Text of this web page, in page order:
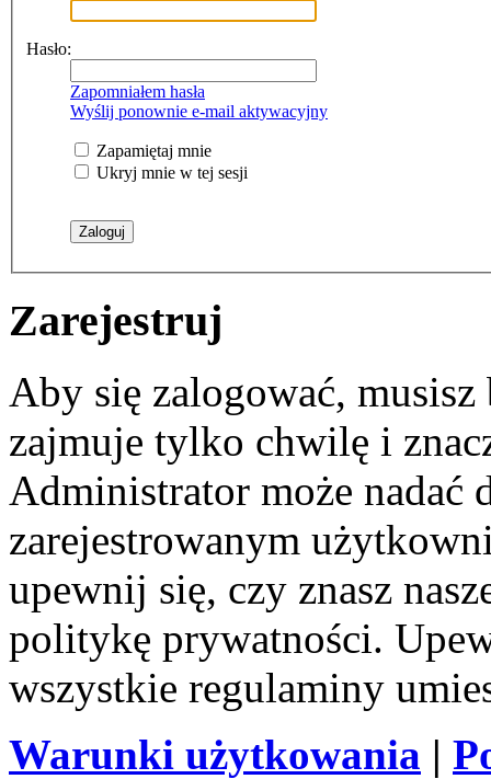
Hasło:
Zapomniałem hasła
Wyślij ponownie e-mail aktywacyjny
Zapamiętaj mnie
Ukryj mnie w tej sesji
Zarejestruj
Aby się zalogować,
zajmuje tylko chwilę i
Administrator może nadać
zarejestrowanym
upewnij się, czy znasz
politykę prywatności.
wszystkie regulaminy
Warunki użytkowania |